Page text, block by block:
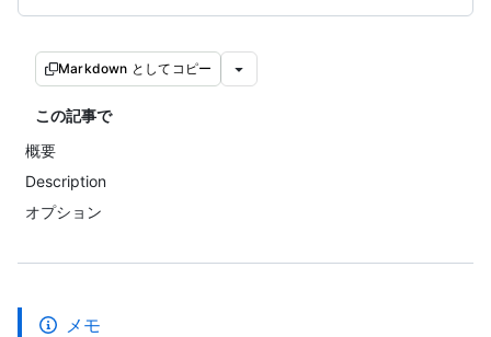
Markdown としてコピー
この記事で
概要
Description
オプション
メモ